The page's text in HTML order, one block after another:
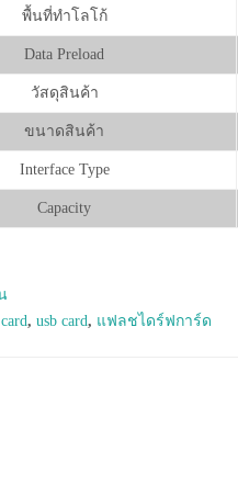
พื้นที่ทำโลโก้
Data Preload
วัสดุสินค้า
ขนาดสินค้า
Interface Type
Capacity
, usb card, แฟลชไดร์ฟการ์ด